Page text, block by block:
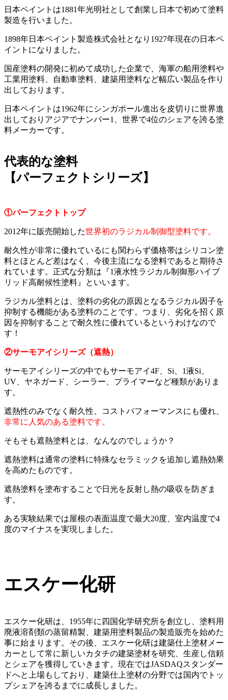
日本ペイントは1881年光明社として創業し日本で初めて塗料
製造を行いました。
1898年日本ペイント製造株式会社となり1927年現在の日本ペ
イントになりました。
国産塗料の開発に初めて成功した企業で、海軍の船用塗料や
工業用塗料、自動車塗料、建築用塗料など幅広い製品を作り
出しております。
日本ペイントは1962年にシンガポール進出を皮切りに世界進
出しておりアジアでナンバー1、世界で4位のシェアを誇る塗
料メーカーです。
代表的な塗料
【パーフェクトシリーズ】
①パーフェクトトップ
2012年に販売開始した世界初のラジカル制御型塗料です。
耐久性が非常に優れているにも関わらず価格帯はシリコン塗
料とほとんど差はなく、今後主流になる塗料であると期待さ
れています。正式な分類は『1液水性ラジカル制御形ハイブ
リッド高耐候性塗料』といいます。
ラジカル塗料とは、塗料の劣化の原因となるラジカル因子を
抑制する機能がある塗料のことです。つまり、劣化を招く原
因を抑制することで耐久性に優れているというわけなので
す！
②サーモアイシリーズ（遮熱）
サーモアイシリーズの中でもサーモアイ4F、Si、1液Si、
UV、ヤネガード、シーラー、プライマーなど種類がありま
す。
遮熱性のみでなく耐久性、コストパフォーマンスにも優れ、
非常に人気のある塗料です。
そもそも遮熱塗料とは、なんなのでしょうか？
遮熱塗料は通常の塗料に特殊なセラミックを追加し遮熱効果
を高めたものです。
遮熱塗料を塗布することで日光を反射し熱の吸収を防ぎま
す。
ある実験結果では屋根の表面温度で最大20度、室内温度で4
度のマイナスを実現しました。
エスケー化研
エスケー化研は、1955年に四国化学研究所を創立し、塗料用
廃液溶剤類の蒸留精製、建築用塗料製品の製造販売を始めた
事に始まります。その後、エスケー化研は建築仕上塗材メー
カーとして常に新しいカタチの建築塗材を研究、生産し信頼
とシェアを獲得していきます。現在ではJASDAQスタンダー
ドへと上場もしており、建築仕上塗材の分野では国内でトッ
プシェアを誇るまでに成長しました。